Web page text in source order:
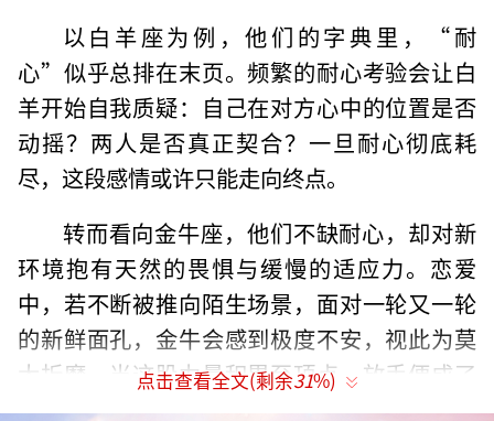
以白羊座为例，他们的字典里，“耐
心”似乎总排在末页。频繁的耐心考验会让白
羊开始自我质疑：自己在对方心中的位置是否
动摇？两人是否真正契合？一旦耐心彻底耗
尽，这段感情或许只能走向终点。
转而看向金牛座，他们不缺耐心，却对新
环境抱有天然的畏惧与缓慢的适应力。恋爱
中，若不断被推向陌生场景，面对一轮又一轮
的新鲜面孔，金牛会感到极度不安，视此为莫
大折磨。当这股力量积累至顶点，放手便成了
保护自己的选择。
点击查看全文(剩余31%)